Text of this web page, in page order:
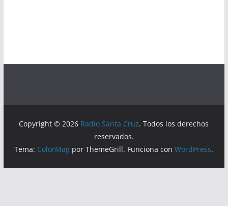
Copyright © 2026 Radio Santa Cruz. Todos los derechos
reservados.
Tema: ColorMag por ThemeGrill. Funciona conWordPress.